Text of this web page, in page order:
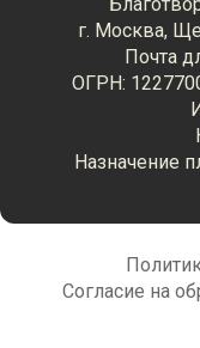
г. Москва,
Почта
ОГРН:
Назначение
Согласие на